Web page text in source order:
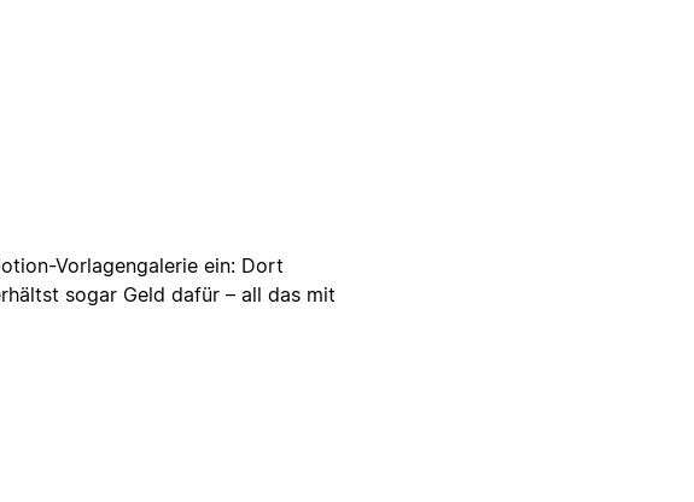
Vorlagengalerie ein: Dort
sogar Geld dafür – all das mit